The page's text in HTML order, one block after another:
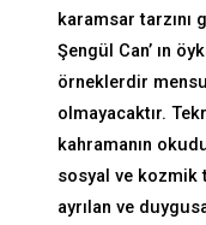
karamsar tarzını
Şengül Can’ ın
örneklerdir
olmayacaktır.
kahramanın
sosyal ve kozmik
ayrılan ve